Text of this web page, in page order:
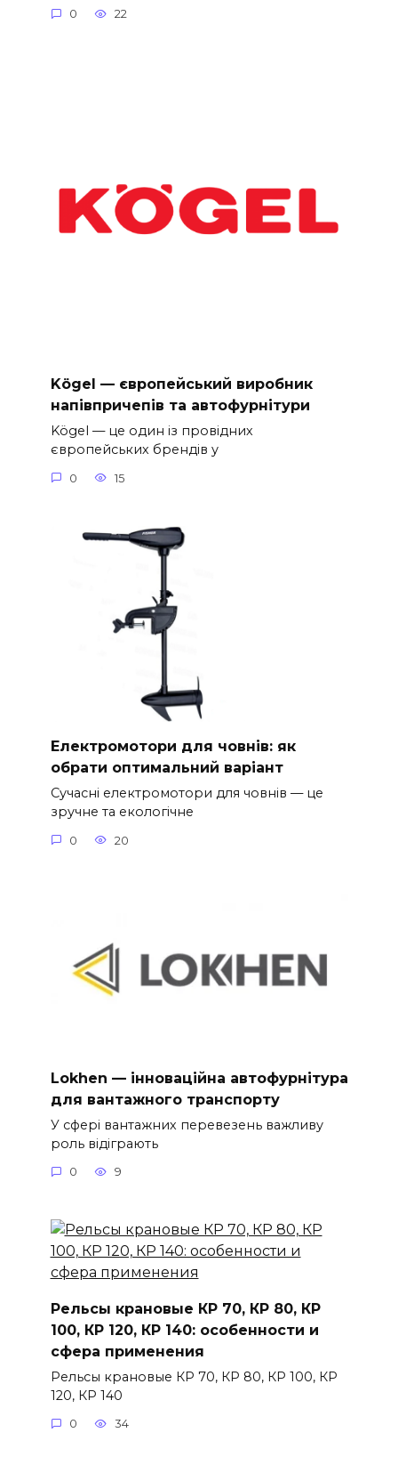
0 22
Kögel — європейський виробник
напівпричепів та автофурнітури
Kögel — це один із провідних
європейських брендів у
0 15
Електромотори для човнів: як
обрати оптимальний варіант
Сучасні електромотори для човнів — це
зручне та екологічне
0 20
Lokhen — інноваційна автофурнітура
для вантажного транспорту
У сфері вантажних перевезень важливу
роль відіграють
0 9
Рельсы крановые КР 70, КР 80, КР
100, КР 120, КР 140: особенности и
сфера применения
Рельсы крановые КР 70, КР 80, КР 100, КР
120, КР 140
0 34